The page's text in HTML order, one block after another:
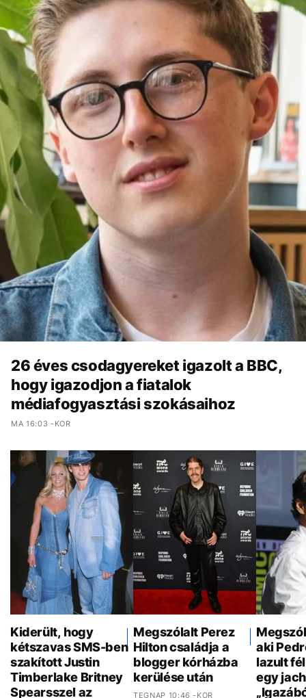
26 éves csodagyereket igazolt a BBC,
hogy igazodjon a fiatalok
médiafogyasztási szokásaihoz
MA 16:03 -KOR
Kiderült, hogy
kétszavas SMS-ben
szakított Justin
Timberlake Britney
Spearsszel az
Megszólalt Perez
Hilton családja a
blogger kórházba
kerülése után
TEGNAP 10:46 -KOR
aki
lazult
egy